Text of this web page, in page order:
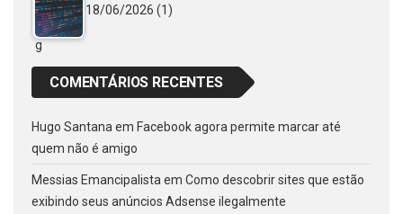
18/06/2026 (1)
COMENTÁRIOS RECENTES
Hugo Santana em Facebook agora permite marcar até
quem não é amigo
Messias Emancipalista em Como descobrir sites que estão
exibindo seus anúncios Adsense ilegalmente